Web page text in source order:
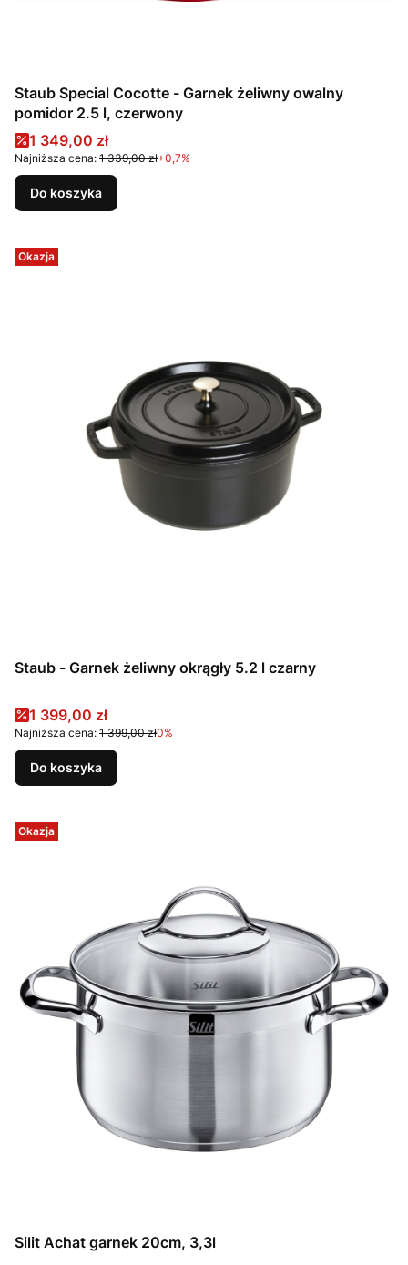
Staub Special Cocotte - Garnek żeliwny owalny
pomidor 2.5 l, czerwony
Cena promocyjna
1 349,00 zł
Najniższa cena: 1 339,00 zł+0,7%
Do koszyka
Okazja
Staub - Garnek żeliwny okrągły 5.2 l czarny
Cena promocyjna
1 399,00 zł
Najniższa cena: 1 399,00 zł0%
Do koszyka
Okazja
Silit Achat garnek 20cm, 3,3l